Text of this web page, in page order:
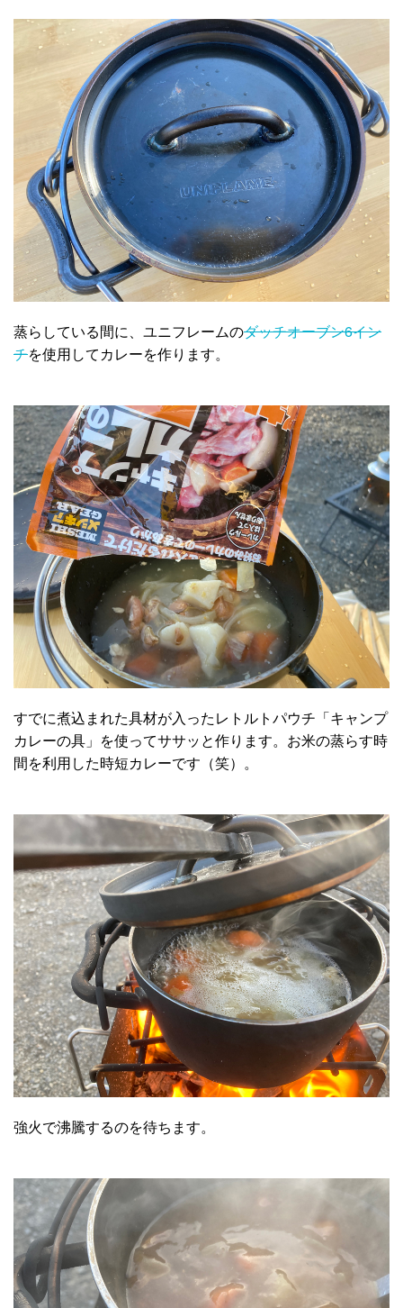
蒸らしている間に、ユニフレームのダッチオーブン6イン
チを使用してカレーを作ります。
すでに煮込まれた具材が入ったレトルトパウチ「キャンプ
カレーの具」を使ってササッと作ります。お米の蒸らす時
間を利用した時短カレーです（笑）。
強火で沸騰するのを待ちます。